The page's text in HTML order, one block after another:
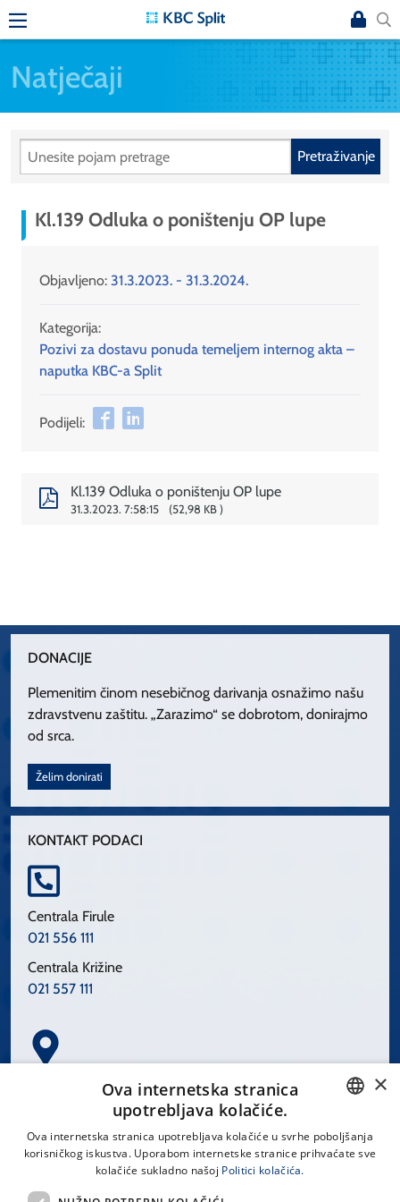
Natječaji
Pretraživanje
Kl.139 Odluka o poništenju OP lupe
Objavljeno: 31.3.2023. - 31.3.2024.
Kategorija:
Pozivi za dostavu ponuda temeljem internog akta –
naputka KBC-a Split
Podijeli:
Kl.139 Odluka o poništenju OP lupe
31.3.2023. 7:58:15 52,98 KB
DONACIJE
Plemenitim činom nesebičnog darivanja osnažimo našu
zdravstvenu zaštitu. „Zarazimo“ se dobrotom, donirajmo
od srca.
Želim donirati
KONTAKT PODACI
Centrala Firule
021 556 111
Centrala Križine
021 557 111
Spinčićeva 1, 21000 Split
CROATIAN
×
Ova internetska stranica
upotrebljava kolačiće.
Ova internetska stranica upotrebljava kolačiće u svrhe poboljšanja
korisničkog iskustva. Uporabom internetske stranice prihvaćate sve
kolačiće sukladno našoj Politici kolačića.